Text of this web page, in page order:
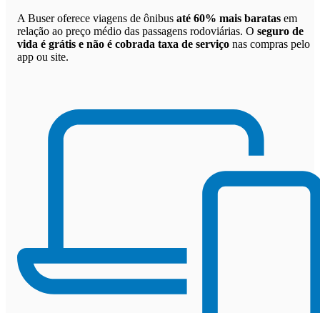
A Buser oferece viagens de ônibus até 60% mais baratas em
relação ao preço médio das passagens rodoviárias. O seguro de
vida é grátis e não é cobrada taxa de serviço nas compras pelo
app ou site.